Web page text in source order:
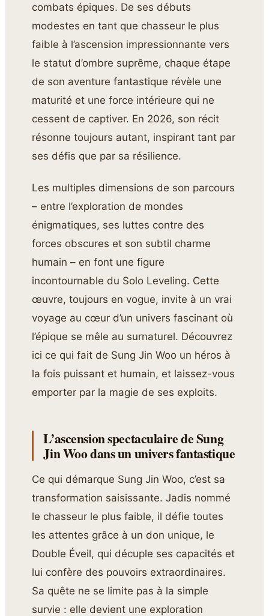
combats épiques. De ses débuts
modestes en tant que chasseur le plus
faible à l’ascension impressionnante vers
le statut d’ombre suprême, chaque étape
de son aventure fantastique révèle une
maturité et une force intérieure qui ne
cessent de captiver. En 2026, son récit
résonne toujours autant, inspirant tant par
ses défis que par sa résilience.
Les multiples dimensions de son parcours
– entre l’exploration de mondes
énigmatiques, ses luttes contre des
forces obscures et son subtil charme
humain – en font une figure
incontournable du Solo Leveling. Cette
œuvre, toujours en vogue, invite à un vrai
voyage au cœur d’un univers fascinant où
l’épique se mêle au surnaturel. Découvrez
ici ce qui fait de Sung Jin Woo un héros à
la fois puissant et humain, et laissez-vous
emporter par la magie de ses exploits.
L’ascension spectaculaire de Sung
Jin Woo dans un univers fantastique
Ce qui démarque Sung Jin Woo, c’est sa
transformation saisissante. Jadis nommé
le chasseur le plus faible, il défie toutes
les attentes grâce à un don unique, le
Double Éveil, qui décuple ses capacités et
lui confère des pouvoirs extraordinaires.
Sa quête ne se limite pas à la simple
survie : elle devient une exploration